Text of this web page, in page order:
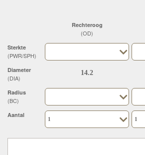
Sterkte
(PWR/SPH)
Diameter
(DIA)
Radius
(BC)
Aantal
Rechteroog
(OD)